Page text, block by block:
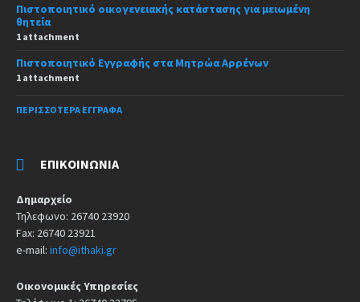
Πιστοποιητικό οικογενειακής κατάστασης για μειωμένη
θητεία
1 attachment
Πιστοποιητικό Εγγραφής στα Μητρώα Αρρένων
1 attachment
ΠΕΡΙΣΣΌΤΕΡΑ ΈΓΓΡΑΦΑ
ΕΠΙΚΟΙΝΩΝΊΑ
Δημαρχείο
Τηλεφωνο: 26740 23920
Fax: 26740 23921
e-mail: info@ithaki.gr
Οικονομικές Υπηρεσίες